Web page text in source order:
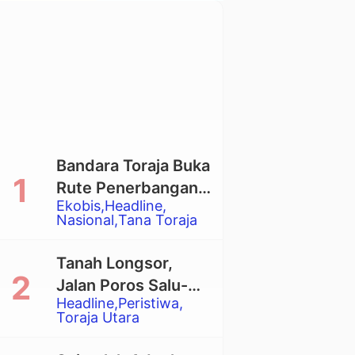
Ekobis Headline
Nasional Tana Toraja
Bandara Toraja Buka
Rute Penerbangan
Langsung Toraja-
Balikpapan
Headline Peristiwa
Toraja Utara
Tanah Longsor,
Jalan Poros Salu-
Dende’ Tertutup
Total